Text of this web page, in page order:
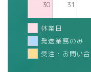
30 31
休業日
発送業務のみ
受注・お問い